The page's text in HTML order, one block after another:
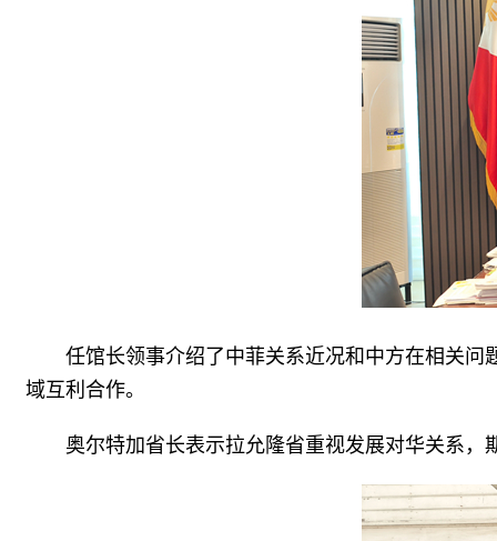
任馆长领事介绍了中菲关系近况和中方在相关
域互利合作。
奥尔特加省长表示拉允隆省重视发展对华关系，